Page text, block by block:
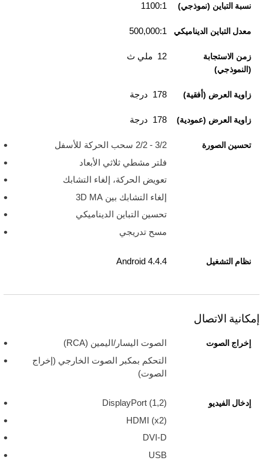
نسبة التباين (نموذجي) 1100:1
معدل التباين الديناميكي 500,000:1
زمن الاستجابة
(النموذجي)
12 ملي ث
زاوية العرض (أفقية) 178 درجة
زاوية العرض (عمودية) 178 درجة
تحسين الصورة
3/2 - 2/2 سحب الحركة للأسفل
فلتر مشطي ثلاثي الأبعاد
تعويض الحركة، إلغاء التشابك
إلغاء التشابك بين 3D MA
تحسين التباين الديناميكي
مسح تدريجي
نظام التشغيل Android 4.4.4
إمكانية الاتصال
إخراج الصوت
الصوت اليسار/اليمين (RCA)
التحكم بمكبر الصوت الخارجي (إخراج
الصوت)
إدخال الفيديو
DisplayPort (1,2)‎‏‎
HDMI (x2)‎
DVI-D
USB